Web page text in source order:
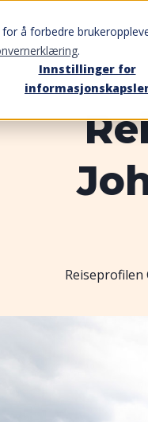
å forbedre
.
Innstillinger for
Reiseprofilen